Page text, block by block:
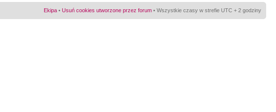
Ekipa • Usuń cookies utworzone przez forum • Wszystkie czasy w strefie UTC + 2 godziny